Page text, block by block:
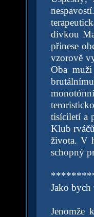
dívkou
přinese
vzorově
Oba
tisíciletí a
Klub
života. V
schopný
Jako bych
Jenomže